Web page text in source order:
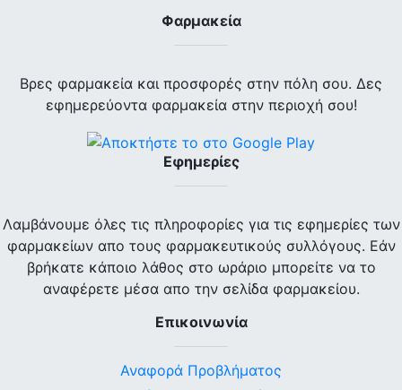
Φαρμακεία
Βρες φαρμακεία και προσφορές στην πόλη σου. Δες
εφημερεύοντα φαρμακεία στην περιοχή σου!
Εφημερίες
Λαμβάνουμε όλες τις πληροφορίες για τις εφημερίες των
φαρμακείων απο τους φαρμακευτικούς συλλόγους. Εάν
βρήκατε κάποιο λάθος στο ωράριο μπορείτε να το
αναφέρετε μέσα απο την σελίδα φαρμακείου.
Επικοινωνία
Αναφορά Προβλήματος